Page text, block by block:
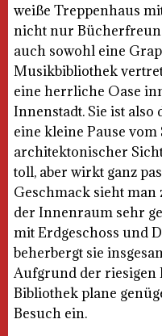
weiße Treppenhaus
nicht nur
auch sowohl eine
Musikbibliothek
eine herrliche Oase
Innenstadt. Sie ist
eine kleine Pause vom
architektonischer
toll, aber wirkt ganz
Geschmack sieht
der Innenraum sehr
mit Erdgeschoss und
beherbergt sie
Aufgrund der riesigen
Bibliothek plane
Besuch ein.